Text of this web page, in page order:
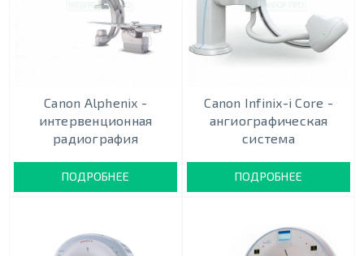
Canon Alphenix -
интервенционная
радиография
ПОДРОБНЕЕ
Canon Infinix-i Core -
ангиографическая
система
ПОДРОБНЕЕ